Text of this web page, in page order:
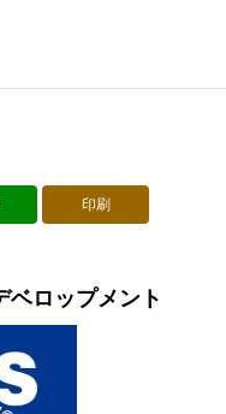
印刷
ベロップメント